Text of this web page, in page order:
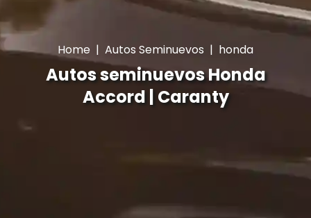
Home | Autos Seminuevos | honda
Autos seminuevos Honda
Accord | Caranty